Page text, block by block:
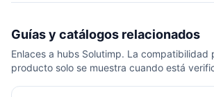
Guías y catálogos relacionados
Enlaces a hubs Solutimp. La
producto solo se muestra cuando está